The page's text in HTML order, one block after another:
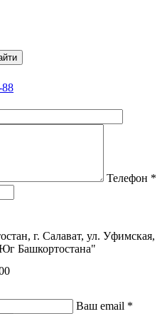
88
Телефон *
г. Салават, ул. Уфимская,
Башкортостана"
Ваш email *